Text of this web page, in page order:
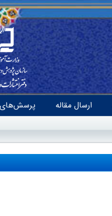
ارسال مقاله پرسش‌های